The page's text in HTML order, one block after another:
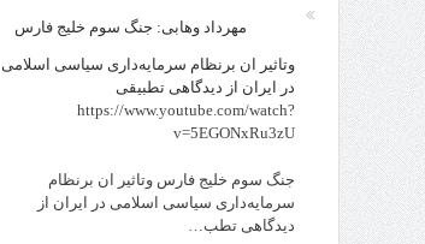
مهرداد وهابی: جنگ سوم خلیج فارس
وتاثیر ان برنظام سرمایه‌داری سیاسی اسلامی
در ایران از دیدگاهی تطبیقی
https://www.youtube.com/watch?
v=5EGONxRu3zU
جنگ سوم خلیج فارس وتاثیر ان برنظام
سرمایه‌داری سیاسی اسلامی در ایران از
دیدگاهی تطب…